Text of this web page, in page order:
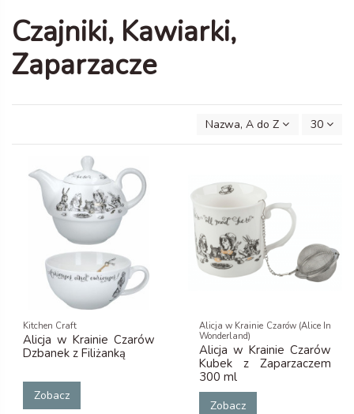
Czajniki, Kawiarki,
Zaparzacze
Nazwa, A do Z 30
Kitchen Craft
Alicja w Krainie Czarów
Dzbanek z Filiżanką
Zobacz
Alicja w Krainie Czarów (Alice In
Wonderland)
Alicja w Krainie Czarów
Kubek z Zaparzaczem
300 ml
Zobacz